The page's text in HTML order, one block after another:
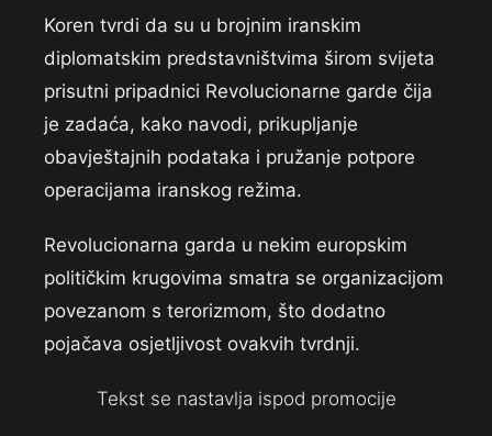
Koren tvrdi da su u brojnim iranskim
diplomatskim predstavništvima širom svijeta
prisutni pripadnici Revolucionarne garde čija
je zadaća, kako navodi, prikupljanje
obavještajnih podataka i pružanje potpore
operacijama iranskog režima.
Revolucionarna garda u nekim europskim
političkim krugovima smatra se organizacijom
povezanom s terorizmom, što dodatno
pojačava osjetljivost ovakvih tvrdnji.
Tekst se nastavlja ispod promocije